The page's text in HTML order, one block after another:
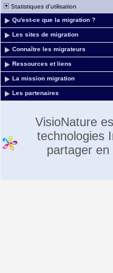
Statistiques d'utilisation
Qu'est-ce que la migration ?
Les sites de migration
Connaître les migrateurs
Ressources et liens
La mission migration
Les partenaires
VisioNature
technologies
partager